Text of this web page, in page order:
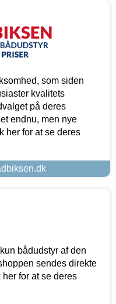
som siden
kvalitets
på deres
endnu, men nye
her for at se deres
bådudstyr af den
sendes direkte
for at se deres